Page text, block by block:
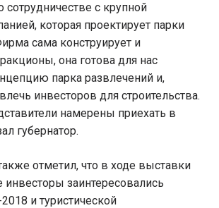
сотрудничестве с крупной
которая проектирует парки
сама конструирует и
она готова для нас
парка развлечений и,
инвесторов для строительства.
намерены приехать в
губернатор.
отметил, что в ходе выставки
инвесторы заинтересовались
и туристической